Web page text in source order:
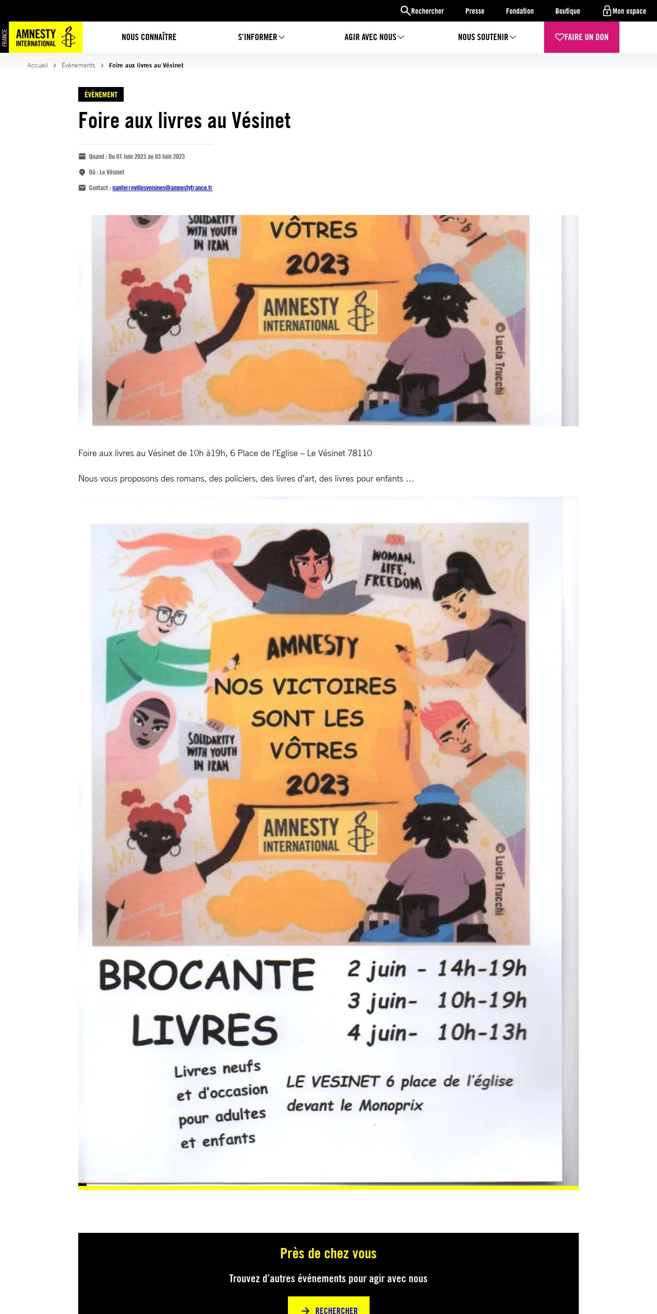
Rechercher Presse Fondation Boutique Mon espace
NOUS CONNAÎTRE S’INFORMER AGIR AVEC NOUS NOUS SOUTENIR FAIRE UN DON
Accueil Évènements Foire aux livres au Vésinet
ÉVÈNEMENT
Foire aux livres au Vésinet
Quand :Du 01 Juin 2023 au 03 Juin 2023
Où :Le Vésinet
Contact :nanterrevillesvoisines@amnestyfrance.fr
Foire aux livres au Vésinet de 10h à19h, 6 Place de l’Eglise – Le Vésinet 78110
Nous vous proposons des romans, des policiers, des livres d’art, des livres pour enfants …
Près de chez vous
Trouvez d’autres événements pour agir avec nous
RECHERCHER